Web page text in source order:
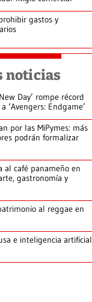
gastos y
noticias
Day’ rompe récord
‘Avengers: Endgame’
por las MiPymes: más
podrán formalizar
al café panameño en
gastronomía y
al reggae en
e inteligencia artificial